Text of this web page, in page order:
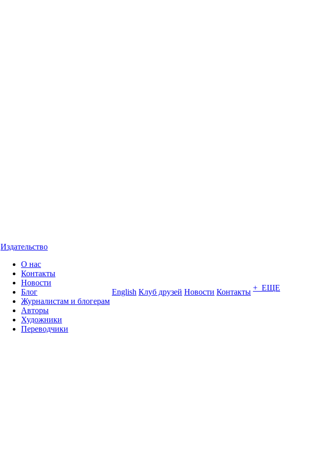
Издательство
О нас
Контакты
Новости
Блог
Журналистам и блогерам
Авторы
Художники
Переводчики
English Клуб друзей Новости Контакты + ЕЩЕ